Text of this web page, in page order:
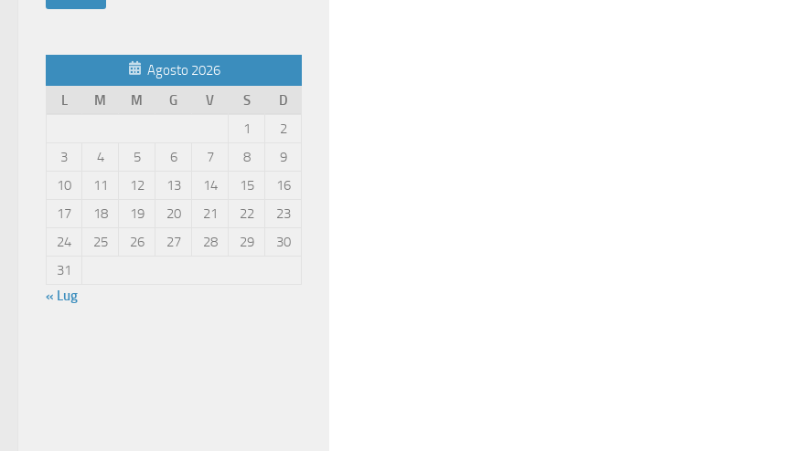
Agosto 2026
L
M M G V S
D
1
2
3
4 5 6 7 8
9
10
11 12 13 14 15
16
17
18 19 20 21 22
23
24
25 26 27 28 29
30
31
« Lug